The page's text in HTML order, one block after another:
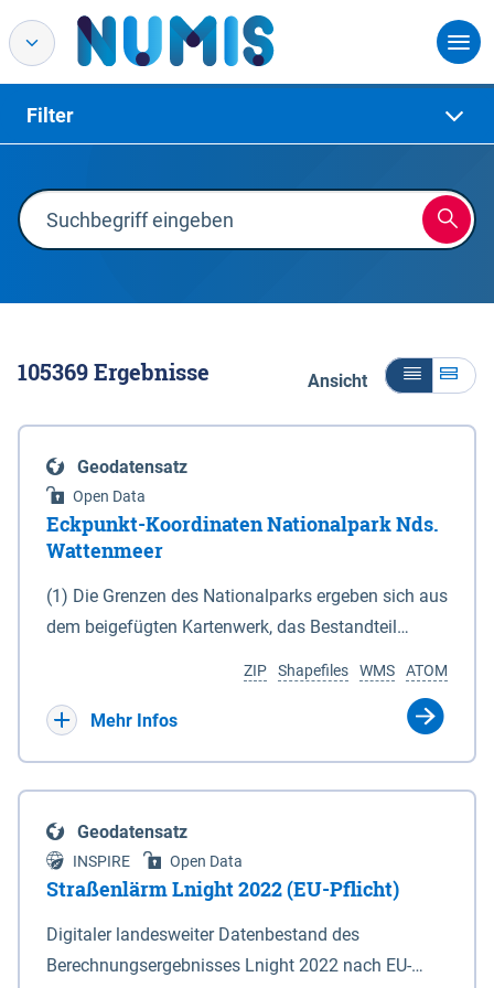
Filter
105369Ergebnisse Ansicht
Geodatensatz
Open Data
Eckpunkt-Koordinaten Nationalpark Nds.
Wattenmeer
(1) Die Grenzen des Nationalparks ergeben sich aus
dem beigefügten Kartenwerk, das Bestandteil
(DTK) im Maßstab 1 : 100 000 (Anlage 2), 2.
verkleinerte Amtliche Karte 1 : 5 000 (AK5) im
projizierte Koordinaten im Europäischen
Terrestrischen Referenzsystem 1989 (ETRS 89) mit
der Universalen Transversalen Mercator-Abbildung
bezogen auf die Zone 32 N (UTM 32N) dargestellt
(Anlage 4); Gleiches gilt für die geografischen
ATOM
WMS
Shapefiles
ZIP
Mehr Infos
Geodatensatz
INSPIRE Open Data
Straßenlärm Lnight 2022 (EU-Pflicht)
Digitaler landesweiter Datenbestand des
Berechnungsergebnisses Lnight 2022 nach EU-